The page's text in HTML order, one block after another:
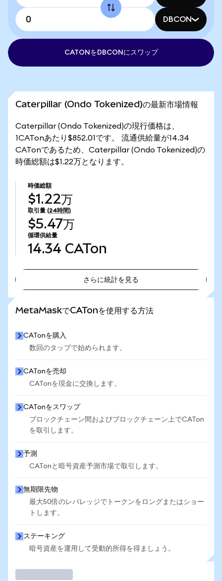
DBCON
CATONをDBCONにスワップ
Caterpillar (Ondo Tokenized)の最新市場情報
Caterpillar (Ondo Tokenized)の現行価格は、
1CATonあたり$852.01です。 流通供給量が14.34
CATonであるため、Caterpillar (Ondo Tokenized)の
時価総額は$1.22万となります。
時価総額
$1.22万
取引量 (24時間)
$5.47万
循環供給量
14.34 CATon
さらに統計を見る
MetaMaskでCATonを使用する方法
CATonを購入
数回のタップで始められます。
CATonを売却
CATonを現金に交換します。
CATonをスワップ
ブロックチェーン間およびブロックチェーン上でCATon
を取引します。
予測
CATonと暗号資産予測市場で取引します。
無期限先物
最大50倍のレバレッジでトークンをロングまたはショー
トします。
ステーキング
暗号資産を運用して受動的所得を得ましょう。